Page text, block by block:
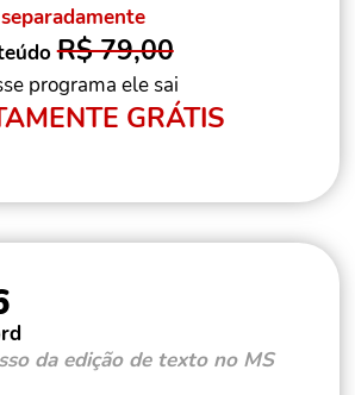
R$ 79,00
programa ele sai
GRÁTIS
da edição de texto no MS